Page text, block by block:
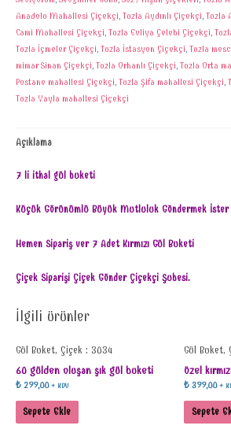
Anadolu Mahallesi Çiçekçi, Tuzla Aydınlı Çiçekçi, Tuzla
Cami Mahallesi Çiçekçi, Tuzla Evliya Çelebi Çiçekçi,
Tuzla İçmeler Çiçekçi, Tuzla İstasyon Çiçekçi, Tuzla
mimar Sinan Çiçekçi, Tuzla Orhanlı Çiçekçi, Tuzla Orta
Postane mahallesi Çiçekçi, Tuzla Şifa mahallesi Çiçekçi,
Tuzla Yayla mahallesi Çiçekçi
Açıklama
7 li ithal gül buketi
Küçük Görünümlü Büyük Mutluluk Göndermek İster
Hemen Sipariş ver 7 Adet Kırmızı Gül Buketi
Çiçek Siparişi Çiçek Gönder Çiçekçi Şubesi.
İlgili ürünler
Gül Buket, Çiçek : 3034
60 gülden oluşan şık gül buketi
₺299,00 + KDV
Sepete Ekle
Gül Buket,
özel
₺ 399,00 +
Sepete